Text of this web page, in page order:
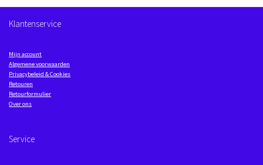
Klantenservice
Mijn account
Algemene voorwaarden
Privacybeleid & Cookies
Retouren
Retourformulier
Over ons
Service